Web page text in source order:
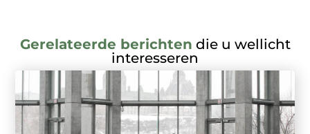
Gerelateerde berichten die u wellicht
interesseren